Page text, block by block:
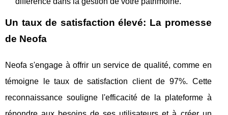
Un taux de satisfaction élevé: La promesse
de Neofa
Neofa s'engage à offrir un service de qualité, comme en
témoigne le taux de satisfaction client de 97%. Cette
reconnaissance souligne l'efficacité de la plateforme à